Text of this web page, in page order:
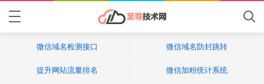
微信域名检测接口 微信域名防封跳转
提升网站流量排名 微信加粉统计系统